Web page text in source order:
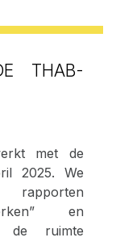
THAB-
met de
2025. We
en
de ruimte